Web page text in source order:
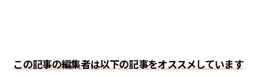
この記事の編集者は以下の記事をオススメしています